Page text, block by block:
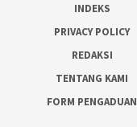
INDEKS
PRIVACY POLICY
REDAKSI
TENTANG KAMI
FORM PENGADUAN